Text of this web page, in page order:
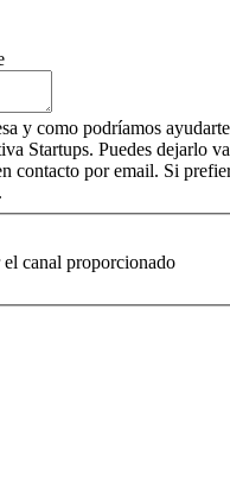
y como podríamos
Startups. Puedes dejarlo
contacto por email. Si
canal proporcionado